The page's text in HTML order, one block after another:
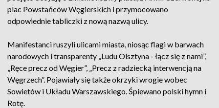
plac Powstańców Węgierskich i przymocowano
odpowiednie tabliczki z nową nazwą ulicy.
Manifestanci ruszyli ulicami miasta, niosąc flagi w barwach
narodowych i transparenty „Ludu Olsztyna - łącz się z nami”,
„Ręce precz od Węgier”, „Precz z radziecką interwencją na
Węgrzech”. Pojawiały się także okrzyki wrogie wobec
Sowietów i Układu Warszawskiego. Śpiewano polski hymn i
Rotę.